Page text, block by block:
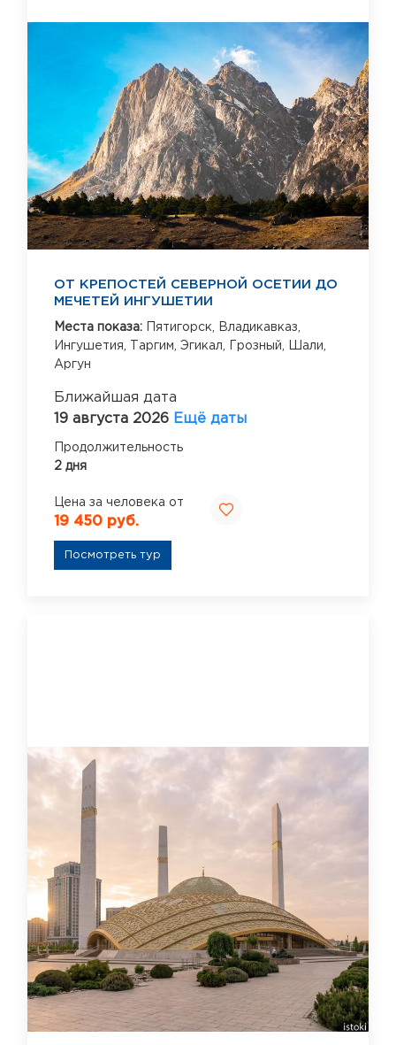
ОТ КРЕПОСТЕЙ СЕВЕРНОЙ ОСЕТИИ ДО
МЕЧЕТЕЙ ИНГУШЕТИИ
Места показа: Пятигорск,
Владикавказ,
Ингушетия,
Таргим, Эгикал, Грозный,
Шали,
Аргун
Ближайшая дата
19 августа 2026 Ещё даты
Продолжительность
2 дня
Цена за человека от
19 450 руб.
Посмотреть тур